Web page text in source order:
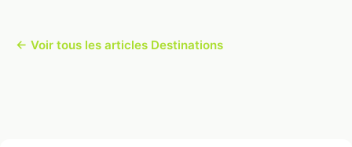
← Voir tous les articles Destinations